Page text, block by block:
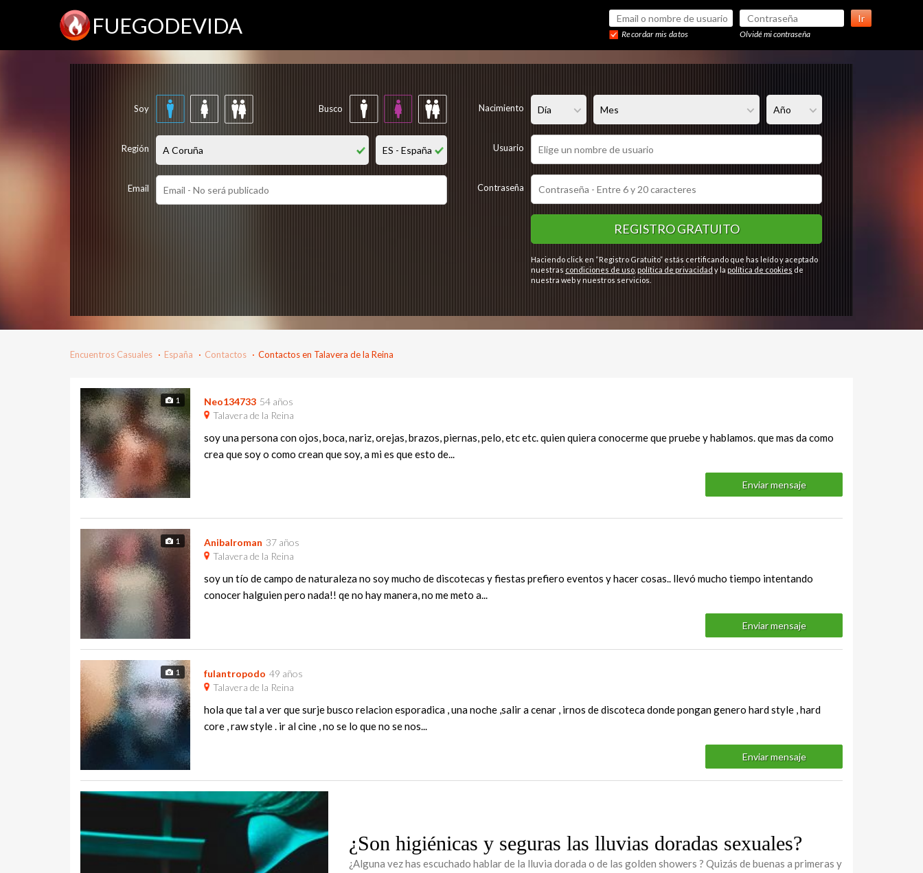
FUEGODEVIDA Ir
Recordar mis datos Olvidé mi contraseña
Soy Busco
Región
Email
Nacimiento
Usuario
Contraseña
REGISTRO GRATUITO
Haciendo click en “Registro Gratuito” estás certificando que has leído y aceptado
nuestras condiciones de uso política de privacidad y la política de cookies de
nuestra web y nuestros servicios.
Encuentros Casuales España Contactos Contactos en Talavera de la Reina
1 Neo134733 54 años
Talavera de la Reina
soy una persona con ojos, boca, nariz, orejas, brazos, piernas, pelo, etc etc. quien quiera conocerme que pruebe y hablamos. que mas da como
crea que soy o como crean que soy, a mi es que esto de...
Enviar mensaje
1 Anibalroman 37 años
Talavera de la Reina
soy un tío de campo de naturaleza no soy mucho de discotecas y fiestas prefiero eventos y hacer cosas.. llevó mucho tiempo intentando
conocer halguien pero nada!! qe no hay manera, no me meto a...
Enviar mensaje
1 fulantropodo 49 años
Talavera de la Reina
hola que tal a ver que surje busco relacion esporadica , una noche ,salir a cenar , irnos de discoteca donde pongan genero hard style , hard
core , raw style . ir al cine , no se lo que no se nos...
Enviar mensaje
¿Son higiénicas y seguras las lluvias doradas sexuales?
¿Alguna vez has escuchado hablar de la lluvia dorada o de las golden showers ? Quizás de buenas a primeras y